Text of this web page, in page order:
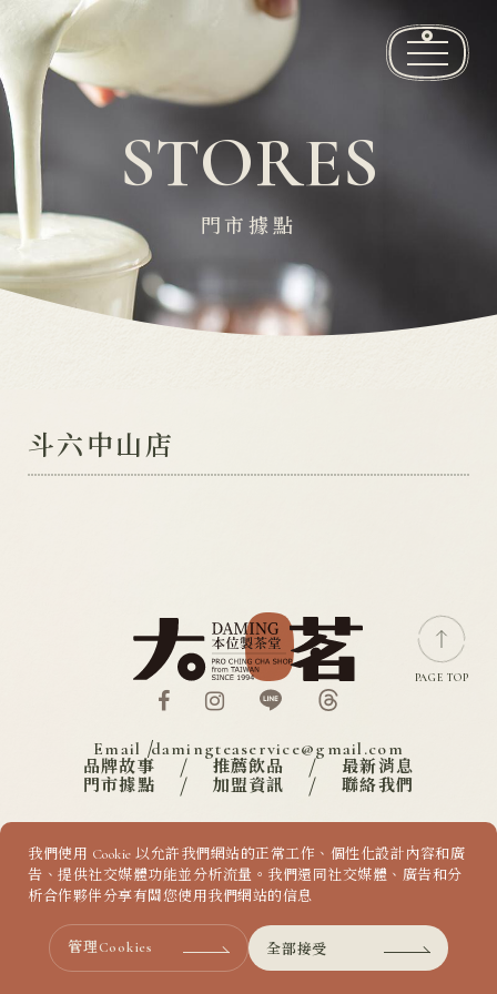
STORES
門市據點
斗六中山店
品牌故事 推薦飲品
最新消息
門市據點
加盟資訊 聯絡我們
Email damingteaservice@gmail.com
COPYRIGHT ©2026DAMINGDESIGNBYIBEST
PAGE TOP
推薦飲品
最新消息
我們使用 Cookie 以允許我們網站的正常工作、個性化設計內容和廣
告、提供社交媒體功能並分析流量。我們還同社交媒體、廣告和分
析合作夥伴分享有關您使用我們網站的信息
管理Cookies 全部接受